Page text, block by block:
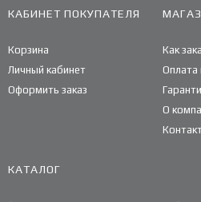
КАБИНЕТ ПОКУПАТЕЛЯ
Корзина
Личный кабинет
Оформить заказ
Как
Оплата
О
КАТАЛОГ